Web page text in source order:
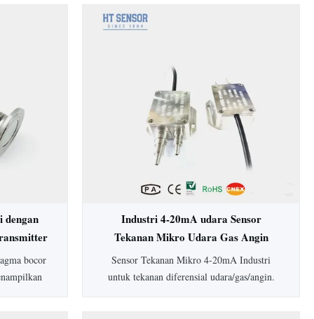
dengan
bocor
Industri 4-20mA udara Sensor
Tekanan Mikro Udara Gas Angin
Differensial Tekanan Transmitter
Sensor Tekanan Mikro 4-20mA Industri
untuk tekanan diferensial udara/gas/angin.